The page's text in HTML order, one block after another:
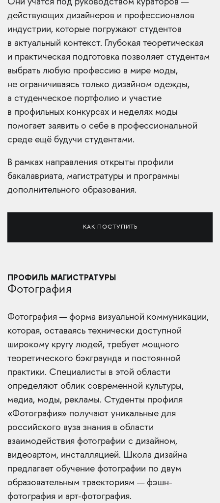
Они учатся под руководством кураторов —
действующих дизайнеров и профессионалов
индустрии, которые погружают студентов
в актуальный контекст. Глубокая теоретическая
и практическая подготовка позволяет студентам
выбрать любую профессию в мире моды,
не ограничиваясь только дизайном одежды,
а студенческое портфолио и участие
в профильных конкурсах и неделях моды
помогает заявить о себе в профессиональной
среде ещё будучи студентами.
В рамках направления открыты профили
бакалавриата, магистратуры и программы
дополнительного образования.
КАК ПОСТУПИТЬ
ПРОФИЛЬ МАГИСТРАТУРЫ
Фотография
Фотография — форма визуальной коммуникации,
которая, оставаясь технически доступной
широкому кругу людей, требует мощного
теоретического бэкграунда и постоянной
практики. Специалисты в этой области
определяют облик современной культуры,
медиа, моды, рекламы. Студенты профиля
«Фотография» получают уникальные для
российского вуза знания в области
взаимодействия фотографии с дизайном,
видеоартом, инсталляцией. Школа дизайна
предлагает обучение фотографии по двум
образовательным траекториям — фэшн-
фотография и арт-фотография.